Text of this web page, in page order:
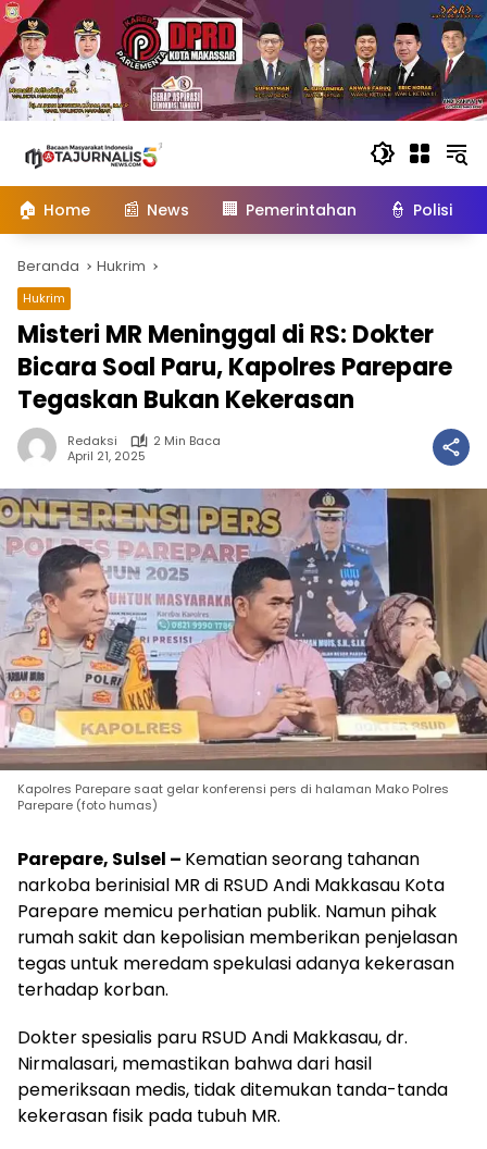
konten
🏠 Home 📰 News 🏢 Pemerintahan 👮 Polisi
Beranda Hukrim
Hukrim
Misteri MR Meninggal di RS: Dokter
Bicara Soal Paru, Kapolres Parepare
Tegaskan Bukan Kekerasan
Redaksi
2 Min Baca
April 21, 2025
Kapolres Parepare saat gelar konferensi pers di halaman Mako Polres
Parepare (foto humas)
Parepare, Sulsel – Kematian seorang tahanan
narkoba berinisial MR di RSUD Andi Makkasau Kota
Parepare memicu perhatian publik. Namun pihak
rumah sakit dan kepolisian memberikan penjelasan
tegas untuk meredam spekulasi adanya kekerasan
terhadap korban.
Dokter spesialis paru RSUD Andi Makkasau, dr.
Nirmalasari, memastikan bahwa dari hasil
pemeriksaan medis, tidak ditemukan tanda-tanda
kekerasan fisik pada tubuh MR.